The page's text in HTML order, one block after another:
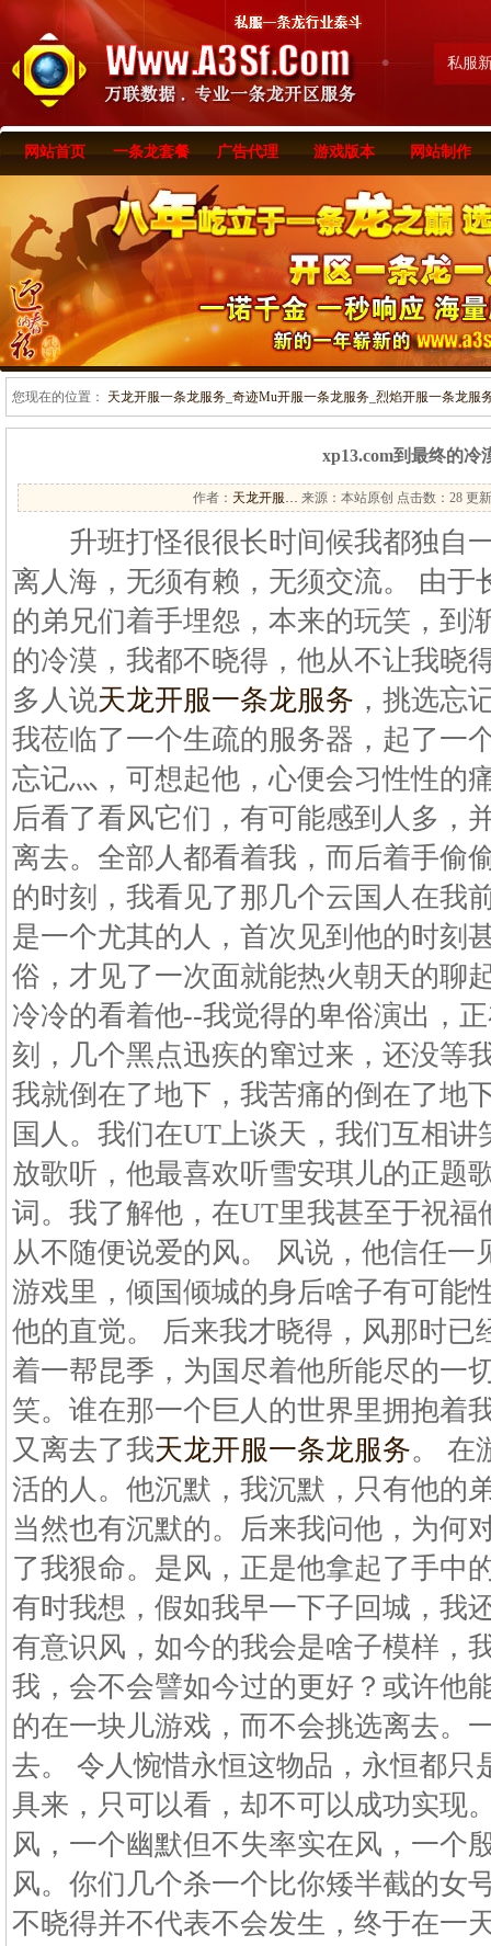
私服
网站首页 一条龙套餐 广告代理 游戏版本 网站制作
您现在的位置： 天龙开服一条龙服务_奇迹Mu开服一条龙服务_烈焰开服一条龙服
xp13.com到最终的冷
作者： 天龙开服… 来源：本站原创 点击数： 28 更
升班打怪很很长时间候我都独自
离人海，无须有赖，无须交流。 由于
的弟兄们着手埋怨，本来的玩笑，到
的冷漠，我都不晓得，他从不让我晓
多人说天龙开服一条龙服务 ，挑选忘
我莅临了一个生疏的服务器，起了一
忘记灬，可想起他，心便会习性性的
后看了看风它们，有可能感到人多，
离去。全部人都看着我，而后着手偷
的时刻，我看见了那几个云国人在我
是一个尤其的人，首次见到他的时刻
俗，才见了一次面就能热火朝天的聊
冷冷的看着他--我觉得的卑俗演出，
刻，几个黑点迅疾的窜过来，还没等
我就倒在了地下，我苦痛的倒在了地
国人。我们在UT上谈天，我们互相
放歌听，他最喜欢听雪安琪儿的正题
词。我了解他，在UT里我甚至于祝福
从不随便说爱的风。 风说，他信任一
游戏里，倾国倾城的身后啥子有可能
他的直觉。 后来我才晓得，风那时已
着一帮昆季，为国尽着他所能尽的一
笑。谁在那一个巨人的世界里拥抱着
又离去了我天龙开服一条龙服务。 在
活的人。他沉默，我沉默，只有他的
当然也有沉默的。后来我问他，为何
了我狠命。是风，正是他拿起了手中
有时我想，假如我早一下子回城，我
有意识风，如今的我会是啥子模样，
我，会不会譬如今过的更好？或许他
的在一块儿游戏，而不会挑选离去。
去。 令人惋惜永恒这物品，永恒都只
具来，只可以看，却不可以成功实现
风，一个幽默但不失率实在风，一个
风。你们几个杀一个比你矮半截的女
不晓得并不代表不会发生，终于在一